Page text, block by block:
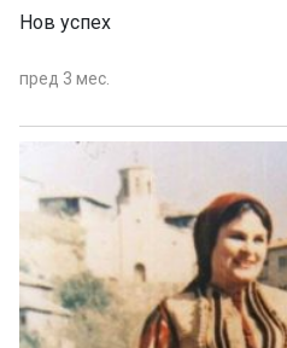
Нов успех
пред 3 мес.